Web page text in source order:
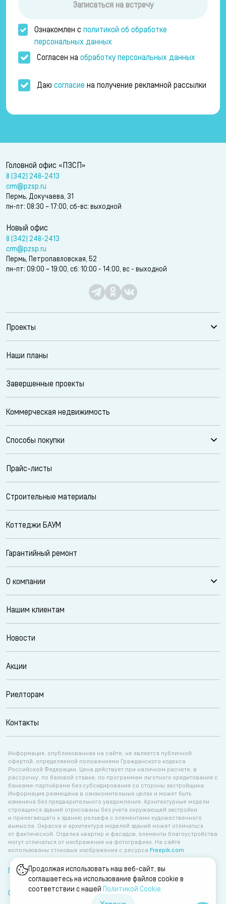
Записаться на встречу
Ознакомлен сполитикой об обработке
персональных данных
Согласен на обработку персональных данных
Даю согласие на получение рекламной рассылки
Продолжая использовать наш веб-сайт, вы
соглашаетесь на использование файлов cookie в
соответствии с нашей Политикой Сookie.
Головной офис «ПЗСП»
8 (342) 248-2413
crm@pzsp.ru
Пермь, Докучаева, 31
пн-пт: 08:30 – 17:00, сб-вс: выходной
Новый офис
8 (342) 248-2413
crm@pzsp.ru
Пермь, Петропавловская, 52
пн-пт: 09:00 – 19:00, сб: 10:00 - 14:00, вс - выходной
Проекты
Наши планы
Завершенные проекты
Коммерческая недвижимость
Способы покупки
Прайс-листы
Строительные материалы
Коттеджи БАУМ
Гарантийный ремонт
О компании
Нашим клиентам
Новости
Акции
Риелторам
Контакты
Информация, опубликованная на сайте, не является публичной
офертой, определяемой положениями Гражданского кодекса
Российской Федерации. Цена действует при наличном расчете, в
рассрочку, по базовой ставке, по программам льготного кредитования с
банками-партнёрами без субсидирования со стороны застройщика.
Информация размещена в ознакомительных целях и может быть
изменена без предварительного уведомления. Архитектурные модели
строящихся зданий отрисованы без учета окружающей застройки
и прилегающего к зданию рельефа с элементами художественного
вымысла. Окраска и архитектура моделей зданий может отличаться
от фактической. Отделка квартир и фасадов, элементы благоустройства
могут отличаться от изображения на фотографиях. На сайте
использованы стоковые изображения с ресурса Freepik.com
Политика об обработке персональных данных
Согласие на обработку персональных данных